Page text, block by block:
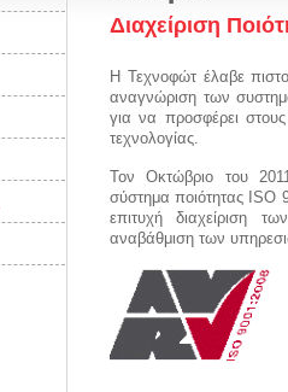
Διαχείριση
Η Τεχνοφώτ έλαβε
αναγνώριση των
για να προσφέρει
τεχνολογίας.
Τον Οκτώβριο του
σύστημα ποιότητας ISO
επιτυχή διαχείριση
αναβάθμιση των